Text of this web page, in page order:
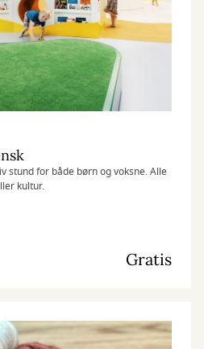
stund for både børn og voksne. Alle
kultur.
Gratis